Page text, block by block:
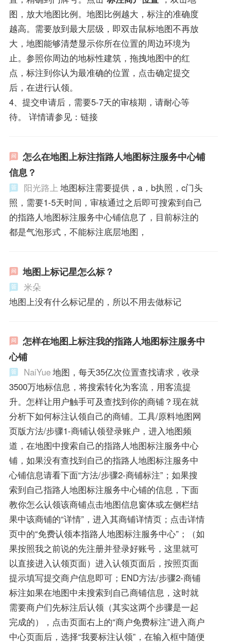
图，放大地图比例。地图比例越大，标注的准确度
越高。需要放到最大层级，即双击鼠标地图不再放
大，地图能够清楚显示你所在位置的周边环境为
止。参照你周边的地标性建筑，拖拽地图中的红
点，标注到你认为最准确的位置，点击确定提交
后，在进行认领。
4、提交申请后，需要5-7天的审核期，请耐心等
待。 详情请参见：链接
怎么在地图上标注指路人地图标注服务中心铺
信息？
阳光路上 地图标注需要提供，a，b执照，c门头
照，需要1-5天时间，审核通过之后即可搜索到自己
的指路人地图标注服务中心铺信息了，目前标注的
都是气泡形式，不能标注底层地图，
地图上标记星怎么标？
米朵
地图上没有什么标记星的，所以不用去做标记
怎样在地图上标注我的指路人地图标注服务中
心铺
NaiYue地图，每天35亿次位置查找请求，收录
3500万地标信息，将搜索转化为客流，用客流提
升。怎样让用户触手可及查找到你的商铺？现在就
分析下如何标注认领自己的商铺。工具/原料地图网
页版方法/步骤1-商铺认领登录账户，进入地图频
道，在地图中搜索自己的指路人地图标注服务中心
铺，如果没有查找到自己的指路人地图标注服务中
心铺信息请看下面“方法/步骤2-商铺标注”；如果搜
索到自己指路人地图标注服务中心铺的信息，下面
教你怎么认领该商铺点击地图信息窗体或左侧栏结
果中该商铺的“详情”，进入其商铺详情页；点击详情
页中的“免费认领本指路人地图标注服务中心”；（如
果按照我之前说的先注册并登录好账号，这里就可
以直接进入认领页面）进入认领页面后，按照页面
提示填写提交商户信息即可；END方法/步骤2-商铺
标注如果在地图中未搜索到自己商铺信息，这时就
需要商户们先标注后认领（其实这两个步骤是一起
完成的），点击页面右上的“商户免费标注”进入商户
中心页面后，选择“我要标注认领”，在输入框中随便